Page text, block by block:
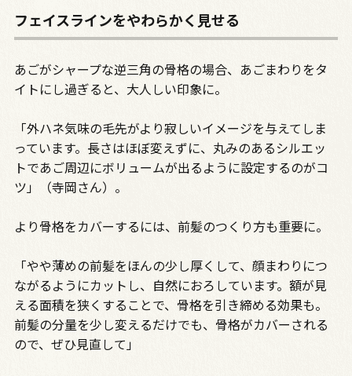
フェイスラインをやわらかく見せる
あごがシャープな逆三角の骨格の場合、あごまわりをタ
イトにし過ぎると、大人しい印象に。
「外ハネ気味の毛先がより寂しいイメージを与えてしま
っています。長さはほぼ変えずに、丸みのあるシルエッ
トであご周辺にボリュームが出るように設定するのがコ
ツ」（寺岡さん）。
より骨格をカバーするには、前髪のつくり方も重要に。
「やや薄めの前髪をほんの少し厚くして、顔まわりにつ
ながるようにカットし、自然におろしています。額が見
える面積を狭くすることで、骨格を引き締める効果も。
前髪の分量を少し変えるだけでも、骨格がカバーされる
ので、ぜひ見直して」